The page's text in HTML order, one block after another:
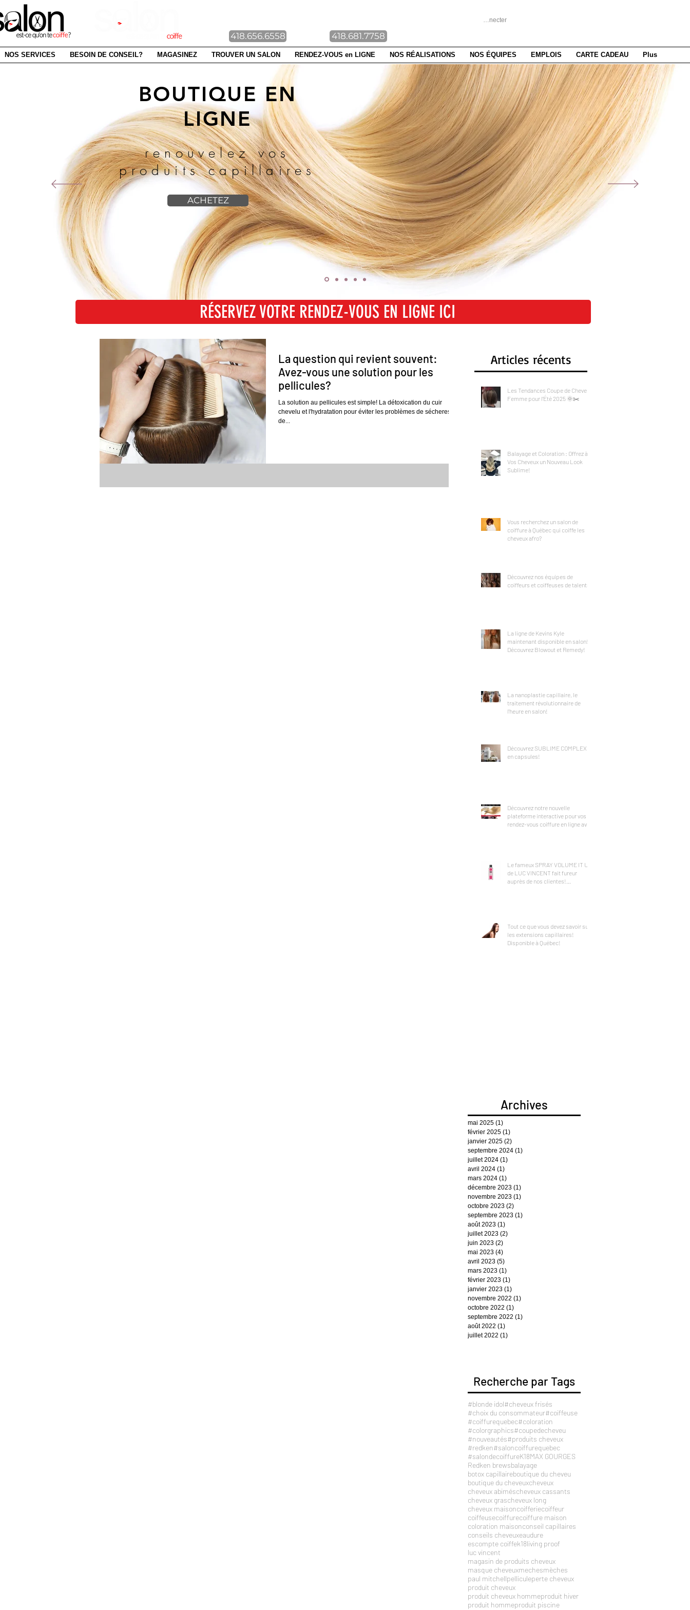
NOS SERVICES BESOIN DE CONSEIL? MAGASINEZ TROUVER UN SALON RENDEZ-VOUS en LIGNE NOS RÉALISATIONS NOS ÉQUIPES EMPLOIS CARTE CADEAU Plus
BOUTIQUE EN
LIGNE
renouvelez vos
produits capillaires
ACHETEZ
RÉSERVEZ VOTRE RENDEZ-VOUS EN LIGNE ICI
RÉSERVEZ VOTRE RENDEZ-VOUS EN LIGNE ICI
Se connecter
418.656.6558 418.681.7758
La question qui revient souvent:
Avez-vous une solution pour les
pellicules?
La solution au pellicules est simple! La détoxication du cuir
chevelu et l'hydratation pour éviter les problèmes de sécheresse
de...
Articles récents
Les Tendances Coupe de Cheveux
Femme pour l’Été 2025 🌞✂️
Balayage et Coloration : Offrez à
Vos Cheveux un Nouveau Look
Sublime!
Vous recherchez un salon de
coiffure à Québec qui coiffe les
cheveux afro?
Découvrez nos équipes de
coiffeurs et coiffeuses de talents!
La ligne de Kevins Kyle
maintenant disponible en salon!
Découvrez Blowout et Remedy!
La nanoplastie capillaire, le
traitement révolutionnaire de
l'heure en salon!
Découvrez SUBLIME COMPLEX
en capsules!
Découvrez notre nouvelle
plateforme interactive pour vos
rendez-vous coiffure en ligne avec
Le fameux SPRAY VOLUME IT UP
de LUC VINCENT fait fureur
auprès de nos clientes!
Tout ce que vous devez savoir sur
les extensions capillaires!
Disponible à Québec!
Archives
mai 2025 (1)
février 2025 (1)
janvier 2025 (2)
septembre 2024 (1)
juillet 2024 (1)
avril 2024 (1)
mars 2024 (1)
décembre 2023 (1)
novembre 2023 (1)
octobre 2023 (2)
septembre 2023 (1)
août 2023 (1)
juillet 2023 (2)
juin 2023 (2)
mai 2023 (4)
avril 2023 (5)
mars 2023 (1)
février 2023 (1)
janvier 2023 (1)
novembre 2022 (1)
octobre 2022 (1)
septembre 2022 (1)
août 2022 (1)
juillet 2022 (1)
Recherche par Tags
#blonde idol#cheveux frisés
#choix du consommateur#coiffeuse
#coiffurequebec#coloration
#colorgraphics#coupedecheveu
#nouveautés#produits cheveux
#redken#saloncoiffurequebec
#salondecoiffureK18MAX GOURGES
Redken brewsbalayage
botox capillaireboutique du cheveu
boutique du cheveuxcheveux
cheveux abiméscheveux cassants
cheveux grascheveux long
cheveux maisoncoifferiecoiffeur
coiffeusecoiffurecoiffure maison
coloration maisonconseil capillaires
conseils cheveuxeaudure
escompte coiffek18living proof
luc vincent
magasin de produits cheveux
masque cheveuxmechesmèches
paul mitchellpelliculeperte cheveux
produit cheveux
produit cheveux hommeproduit hiver
produit hommeproduit piscine